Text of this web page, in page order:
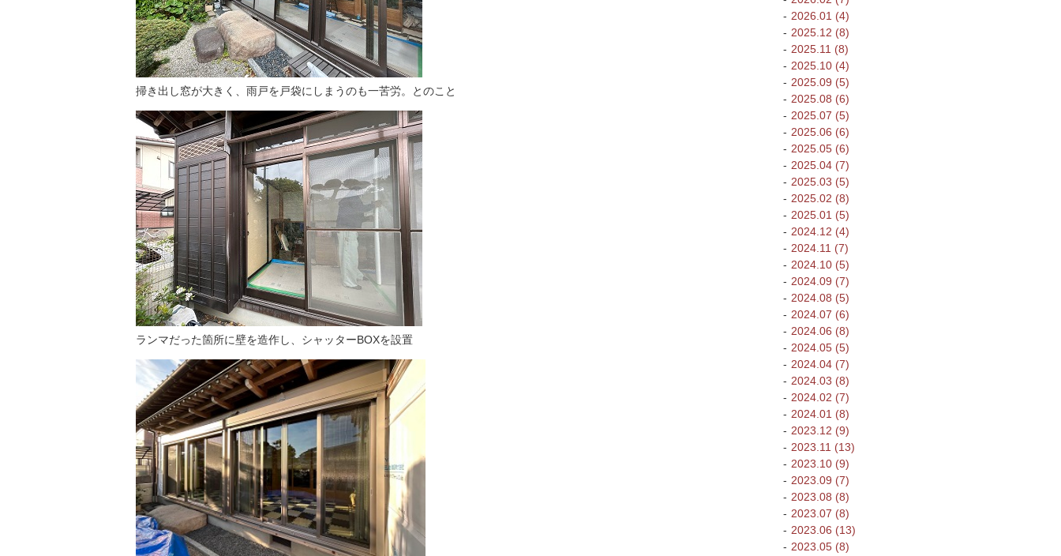
掃き出し窓が大きく、雨戸を戸袋にしまうのも一苦労。とのこと
ランマだった箇所に壁を造作し、シャッターBOXを設置
2026.01 (4)
2025.12 (8)
2025.11 (8)
2025.10 (4)
2025.09 (5)
2025.08 (6)
2025.07 (5)
2025.06 (6)
2025.05 (6)
2025.04 (7)
2025.03 (5)
2025.02 (8)
2025.01 (5)
2024.12 (4)
2024.11 (7)
2024.10 (5)
2024.09 (7)
2024.08 (5)
2024.07 (6)
2024.06 (8)
2024.05 (5)
2024.04 (7)
2024.03 (8)
2024.02 (7)
2024.01 (8)
2023.12 (9)
2023.11 (13)
2023.10 (9)
2023.09 (7)
2023.08 (8)
2023.07 (8)
2023.06 (13)
2023.05 (8)